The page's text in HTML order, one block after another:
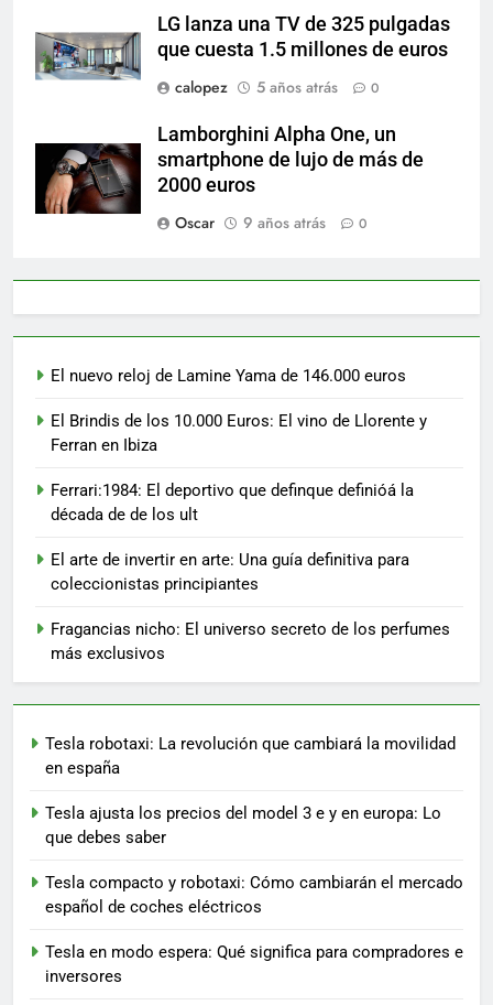
LG lanza una TV de 325 pulgadas
que cuesta 1.5 millones de euros
calopez
5 años atrás 0
Lamborghini Alpha One, un
smartphone de lujo de más de
2000 euros
Oscar
9 años atrás 0
El nuevo reloj de Lamine Yama de 146.000 euros
El Brindis de los 10.000 Euros: El vino de Llorente y
Ferran en Ibiza
Ferrari:1984: El deportivo que definque definióá la
década de de los ult
El arte de invertir en arte: Una guía definitiva para
coleccionistas principiantes
Fragancias nicho: El universo secreto de los perfumes
más exclusivos
Tesla robotaxi: La revolución que cambiará la movilidad
en españa
Tesla ajusta los precios del model 3 e y en europa: Lo
que debes saber
Tesla compacto y robotaxi: Cómo cambiarán el mercado
español de coches eléctricos
Tesla en modo espera: Qué significa para compradores e
inversores